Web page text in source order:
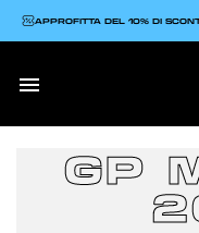

APPROFITTA DEL 10% DI
GP